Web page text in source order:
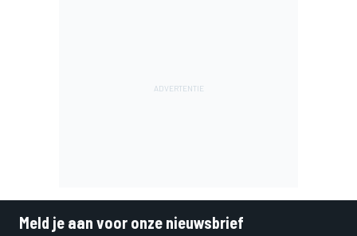
Meld je aan voor onze nieuwsbrief